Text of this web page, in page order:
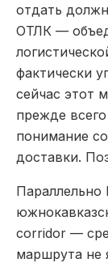
отдать
ОТЛК —
фактически
сейчас этот
прежде
понимание
доставки.
Параллельно
corridor —
маршрута не